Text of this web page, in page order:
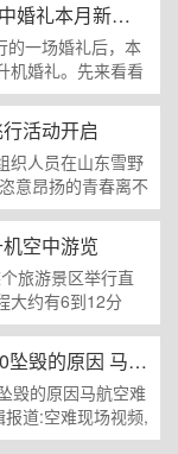
山东济南400万直升机空中婚礼本月新的一场即将开始
的一场婚礼后，本
机婚礼。先来看看
活动开启
织人员在山东雪野
意昂扬的青春离不
空中游览
旅游景区举行直
大约有6到12分
空难现场视频 马航mh370坠毁的原因 马航空难黑匣子录音
毁的原因马航空难
道:空难现场视频,